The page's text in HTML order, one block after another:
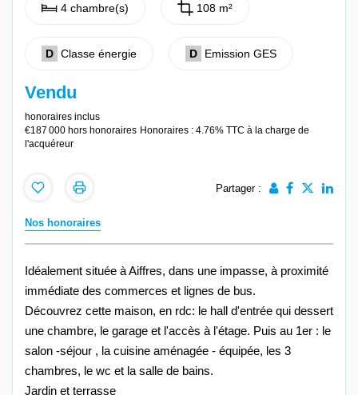
4 chambre(s) 108 m²
D Classe énergie D Emission GES
Vendu
honoraires inclus
€187 000 hors honoraires Honoraires : 4.76% TTC à la charge de
l'acquéreur
Partager :
Nos honoraires
Idéalement située à Aiffres, dans une impasse, à proximité
immédiate des commerces et lignes de bus.
Découvrez cette maison, en rdc: le hall d'entrée qui dessert
une chambre, le garage et l'accès à l'étage. Puis au 1er : le
salon -séjour , la cuisine aménagée - équipée, les 3
chambres, le wc et la salle de bains.
Jardin et terrasse